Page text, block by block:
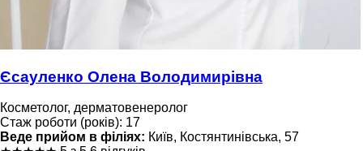
Єсауленко Олена Володимирівна
Косметолог, дерматовенеролог
Стаж роботи (років): 17
Веде прийом в філіях: Київ, Костянтинівська, 57